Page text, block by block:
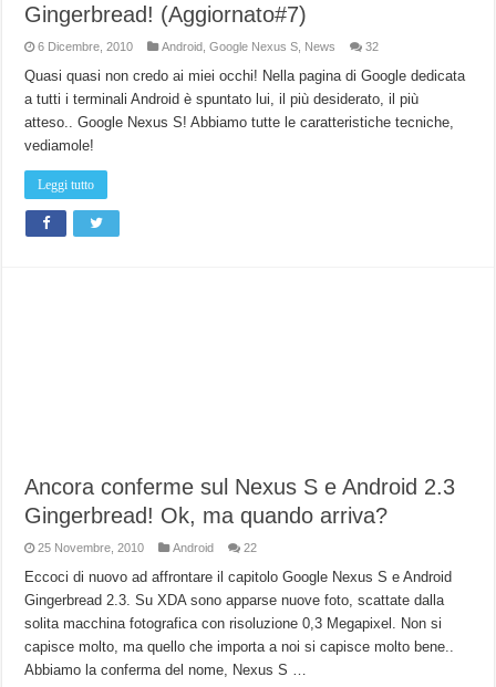
Gingerbread! (Aggiornato#7)
6 Dicembre, 2010 Android ,Google Nexus S News 32
Quasi quasi non credo ai miei occhi! Nella pagina di Google dedicata
a tutti i terminali Android è spuntato lui, il più desiderato, il più
atteso.. Google Nexus S! Abbiamo tutte le caratteristiche tecniche,
vediamole!
Leggi tutto
Ancora conferme sul Nexus S e Android 2.3
Gingerbread! Ok, ma quando arriva?
25 Novembre, 2010 Android 22
Eccoci di nuovo ad affrontare il capitolo Google Nexus S e Android
Gingerbread 2.3. Su XDA sono apparse nuove foto, scattate dalla
solita macchina fotografica con risoluzione 0,3 Megapixel. Non si
capisce molto, ma quello che importa a noi si capisce molto bene..
Abbiamo la conferma del nome, Nexus S …